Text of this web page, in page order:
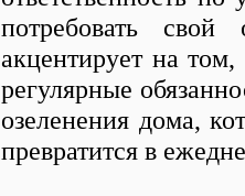
потребовать
акцентирует на
регулярные
озеленения дома,
превратится в